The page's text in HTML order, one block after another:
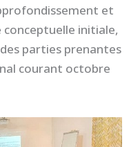
et
conceptuelle initiale,
parties prenantes
courant octobre